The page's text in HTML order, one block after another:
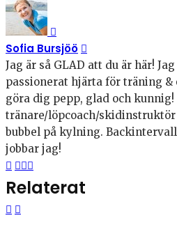
Sofia Bursjöö
Jag är så GLAD att du är här!
passionerat hjärta för träning &
göra dig pepp, glad och
tränare/löpcoach/
bubbel på kylning.
jobbar jag!
Relaterat